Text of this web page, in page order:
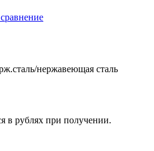
нержавеющая сталь
в рублях при получении.